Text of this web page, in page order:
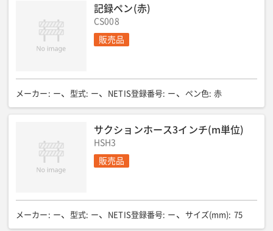
記録ペン(赤)
CS008
販売品
メーカー : ー 型式: ー NETIS登録番号: ー ペン色: 赤
サクションホース3インチ(m単位)
HSH3
販売品
メーカー : ー 型式: ー NETIS登録番号: ー サイズ(mm): 75